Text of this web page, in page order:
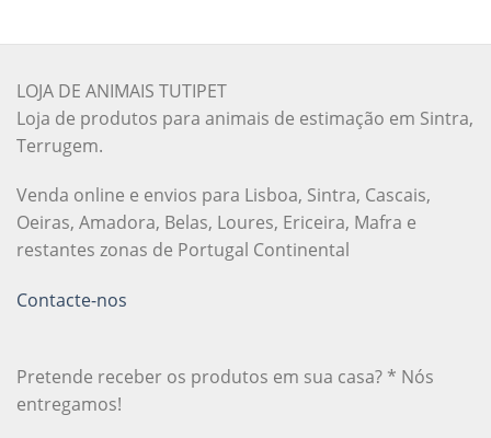
LOJA DE ANIMAIS TUTIPET
Loja de produtos para animais de estimação em Sintra,
Terrugem.
Venda online e envios para Lisboa, Sintra, Cascais,
Oeiras, Amadora, Belas, Loures, Ericeira, Mafra e
restantes zonas de Portugal Continental
Contacte-nos
Pretende receber os produtos em sua casa? * Nós
entregamos!